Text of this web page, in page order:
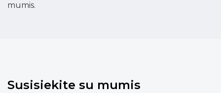
mumis.
Susisiekite su mumis